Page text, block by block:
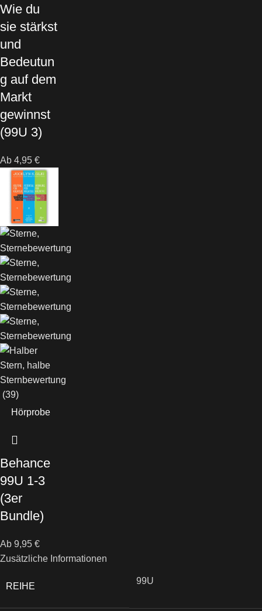
Wie du
sie stärkst
und
Bedeutun
g auf dem
Markt
gewinnst
(99U 3)
Ab 4,95 €
(39)
Hörprobe
Behance
99U 1-3
(3er
Bundle)
Ab 9,95 €
Zusätzliche Informationen
REIHE
99U